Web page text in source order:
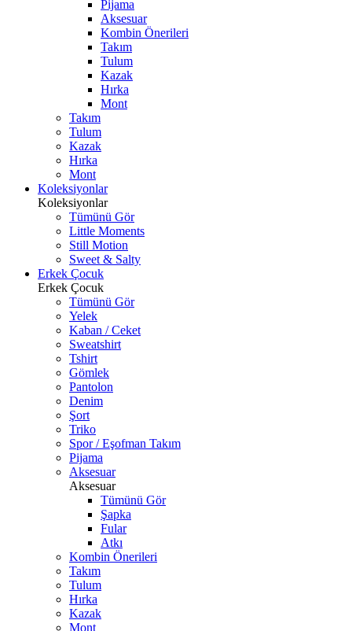
Pijama
Aksesuar
Kombin Önerileri
Takım
Tulum
Kazak
Hırka
Mont
Takım
Tulum
Kazak
Hırka
Mont
Koleksiyonlar
Koleksiyonlar
Tümünü Gör
Little Moments
Still Motion
Sweet & Salty
Erkek Çocuk
Erkek Çocuk
Tümünü Gör
Yelek
Kaban / Ceket
Sweatshirt
Tshirt
Gömlek
Pantolon
Denim
Şort
Triko
Spor / Eşofman Takım
Pijama
Aksesuar
Aksesuar
Tümünü Gör
Şapka
Fular
Atkı
Kombin Önerileri
Takım
Tulum
Hırka
Kazak
Mont